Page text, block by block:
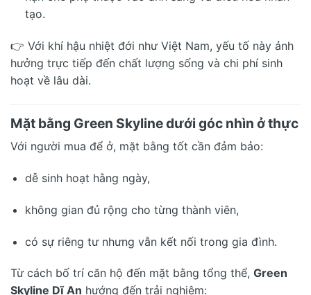
tạo.
👉 Với khí hậu nhiệt đới như Việt Nam, yếu tố này ảnh
hưởng trực tiếp đến chất lượng sống và chi phí sinh
hoạt về lâu dài.
Mặt bằng Green Skyline dưới góc nhìn ở thực
Với người mua để ở, mặt bằng tốt cần đảm bảo:
dễ sinh hoạt hằng ngày,
không gian đủ rộng cho từng thành viên,
có sự riêng tư nhưng vẫn kết nối trong gia đình.
Từ cách bố trí căn hộ đến mặt bằng tổng thể, Green
Skyline Dĩ An hướng đến trải nghiệm: